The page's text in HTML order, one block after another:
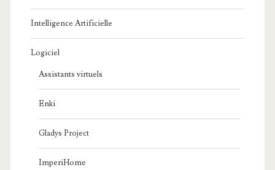
Intelligence Artificielle
Logiciel
Assistants virtuels
Enki
Gladys Project
ImperiHome